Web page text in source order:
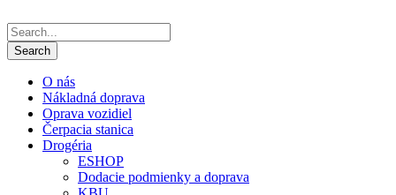
O nás
Nákladná doprava
Oprava vozidiel
Čerpacia stanica
Drogéria
ESHOP
Dodacie podmienky a doprava